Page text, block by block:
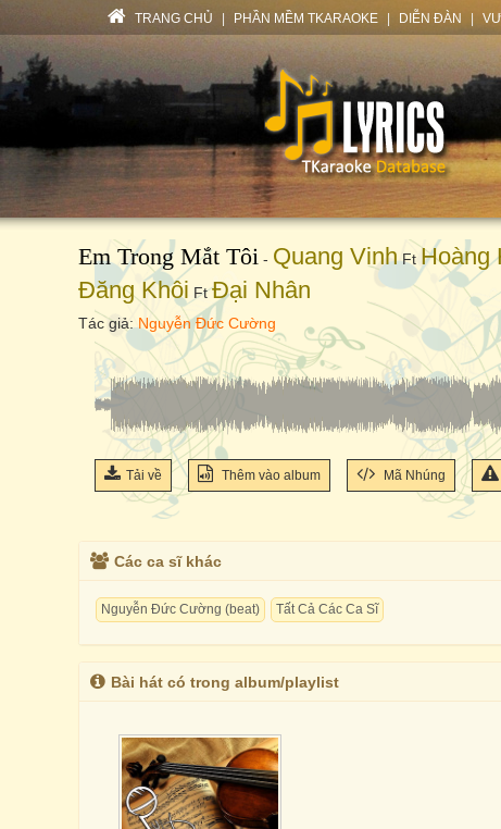
TRANG CHỦ PHẦN MỀM TKARAOKE DIỄN ĐÀN
Em Trong Mắt Tôi - Quang VinhFt Hoàng
Đăng Khôi FtĐại Nhân
Tác giả: Nguyễn Đức Cường
Tải về Thêm vào album Mã Nhúng
Các ca sĩ khác
Nguyễn Đức Cường (beat) Tất Cả Các Ca Sĩ
Bài hát có trong album/playlist